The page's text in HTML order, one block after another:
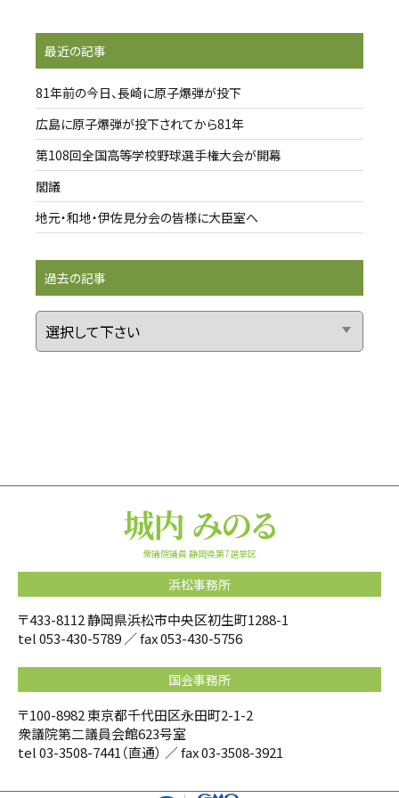
最近の記事
81年前の今日、長崎に原子爆弾が投下
広島に原子爆弾が投下されてから81年
第108回全国高等学校野球選手権大会が開幕
閣議
地元・和地・伊佐見分会の皆様に大臣室へ
過去の記事
衆議院議員 静岡県第7選挙区
浜松事務所
〒433-8112 静岡県浜松市中央区初生町1288-1
tel053-430-5789 ／ fax 053-430-5756
国会事務所
〒100-8982 東京都千代田区永田町2-1-2
衆議院第二議員会館623号室
tel03-3508-7441 （直通） ／ fax 03-3508-3921